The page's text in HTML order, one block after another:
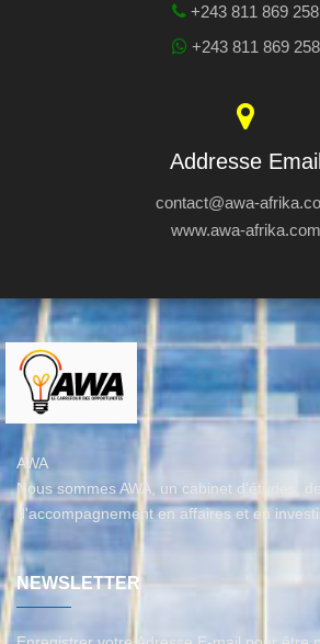
+243 811 869 258
+243 811 869 258
Addresse
contact@awa-
www.awa-afrika.com
AWA
Nous sommes AWA, un cabinet d’études,
d'accompagnement en affaires et en
NEWSLETTER